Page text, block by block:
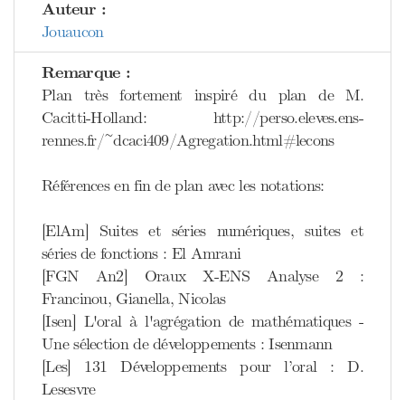
Auteur :
Jouaucon
Remarque :
Plan très fortement inspiré du plan de M.
Cacitti-Holland: http://perso.eleves.ens-
rennes.fr/~dcaci409/Agregation.html#lecons
Références en fin de plan avec les notations:
[ElAm] Suites et séries numériques, suites et
séries de fonctions : El Amrani
[FGN An2] Oraux X-ENS Analyse 2 :
Francinou, Gianella, Nicolas
[Isen] L'oral à l'agrégation de mathématiques -
Une sélection de développements : Isenmann
[Les] 131 Développements pour l’oral : D.
Lesesvre